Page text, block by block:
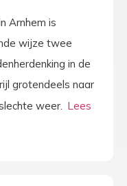
Arnhem is
wijze twee
in de
grotendeels naar
weer.